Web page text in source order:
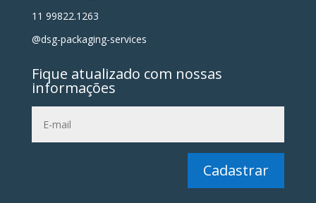
11 99822.1263
@dsg-packaging-services
Fique atualizado com nossas
informações
Cadastrar